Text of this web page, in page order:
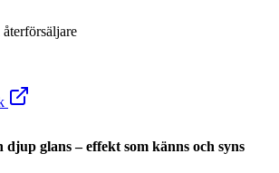
djup glans – effekt som känns och syns